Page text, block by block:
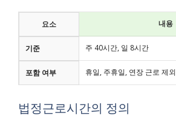
요소 내용
기준 주 40시간, 일 8시간
포함 여부 휴일, 주휴일, 연장 근로 제외
법정근로시간의 정의